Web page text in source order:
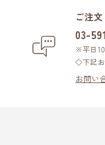
ご注
03-
※平日
◇下記お
お問い